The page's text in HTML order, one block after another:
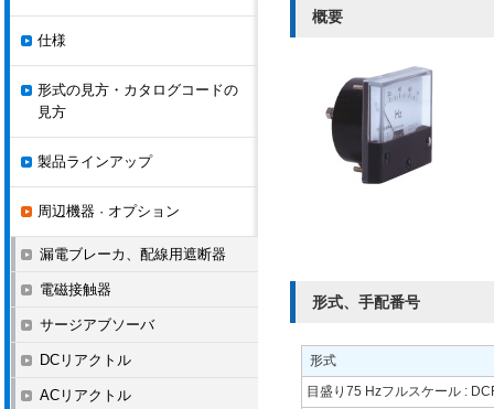
概要
形式、手配番号
形式
目盛り75 Hzフルスケール :
仕様
形式の見方・カタログコードの
見方
製品ラインアップ
周辺機器 · オプション
漏電ブレーカ、配線用遮断器
電磁接触器
サージアブソーバ
DCリアクトル
ACリアクトル